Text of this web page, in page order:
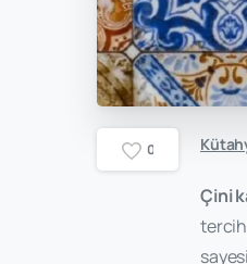
0
Çini
tercih